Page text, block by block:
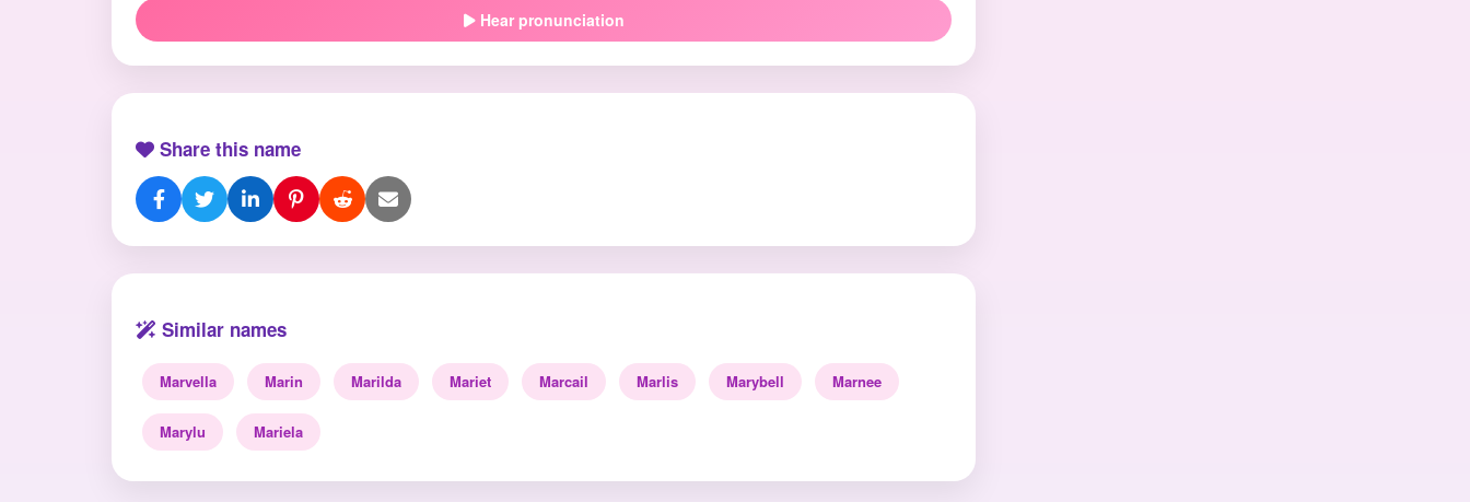
Hear pronunciation
Share this name
Similar names
Marvella Marin Marilda Mariet Marcail Marlis Marybell Marnee
Marylu Mariela